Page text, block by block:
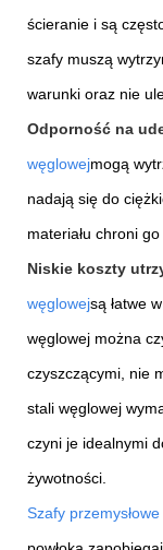
ścieranie i są
szafy muszą
warunki oraz nie
Odporność na
węglowejmogą
nadają się do
materiału chroni
Niskie koszty
węglowejsą łatwe
węglowej można
czyszczącymi, nie
stali węglowej
czyni je idealnymi
żywotności.
Szafy